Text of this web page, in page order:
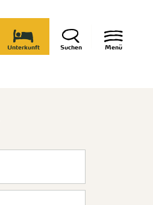
Menü
Suchen
Unterkunft